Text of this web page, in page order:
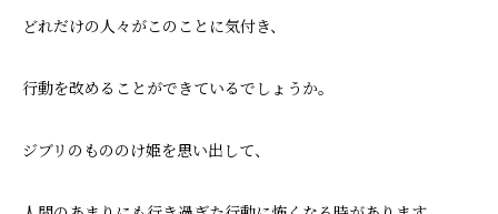
どれだけの人々がこのことに気付き、
行動を改めることができているでしょうか。
ジブリのもののけ姫を思い出して、